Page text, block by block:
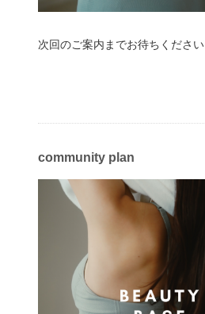
次回のご案内までお待ちください
community plan